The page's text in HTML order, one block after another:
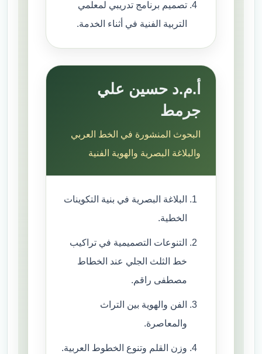
تصميم برنامج تدريبي لمعلمي
التربية الفنية في أثناء الخدمة.
أ.م.د حسين علي
جرمط
البحوث المنشورة في الخط العربي
والبلاغة البصرية والهوية الفنية
البلاغة البصرية في بنية التكوينات
الخطية.
التنوعات التصميمية في تراكيب
خط الثلث الجلي عند الخطاط
مصطفى راقم.
الفن والهوية بين التراث
والمعاصرة.
وزن القلم وتنوع الخطوط العربية.